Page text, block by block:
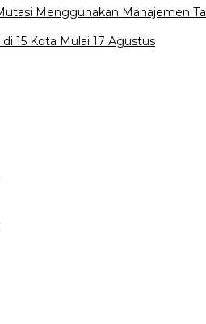
Menggunakan Manajemen
15 Kota Mulai 17 Agustus